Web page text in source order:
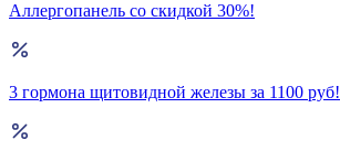
Аллергопанель со скидкой 30%!
3 гормона щитовидной железы за 1100 руб!